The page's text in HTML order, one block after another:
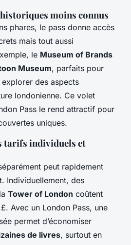
moins connus
phares, le pass donne accès
mais tout aussi
le Museum of Brands
Museum, parfaits pour
des aspects
londonienne. Ce volet
Pass le rend attractif pour
uniques.
tarifs individuels et
peut rapidement
Individuellement, des
Tower of London coûtent
Avec un London Pass, une
permet d’économiser
de livres, surtout en